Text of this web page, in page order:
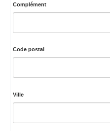
Complément
Code postal
Ville